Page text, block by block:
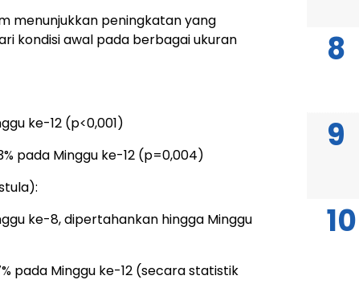
menunjukkan peningkatan yang
kondisi awal pada berbagai ukuran
ke-12 (p<0,001)
pada Minggu ke-12 (p=0,004)
ke-8, dipertahankan hingga Minggu
pada Minggu ke-12 (secara statistik